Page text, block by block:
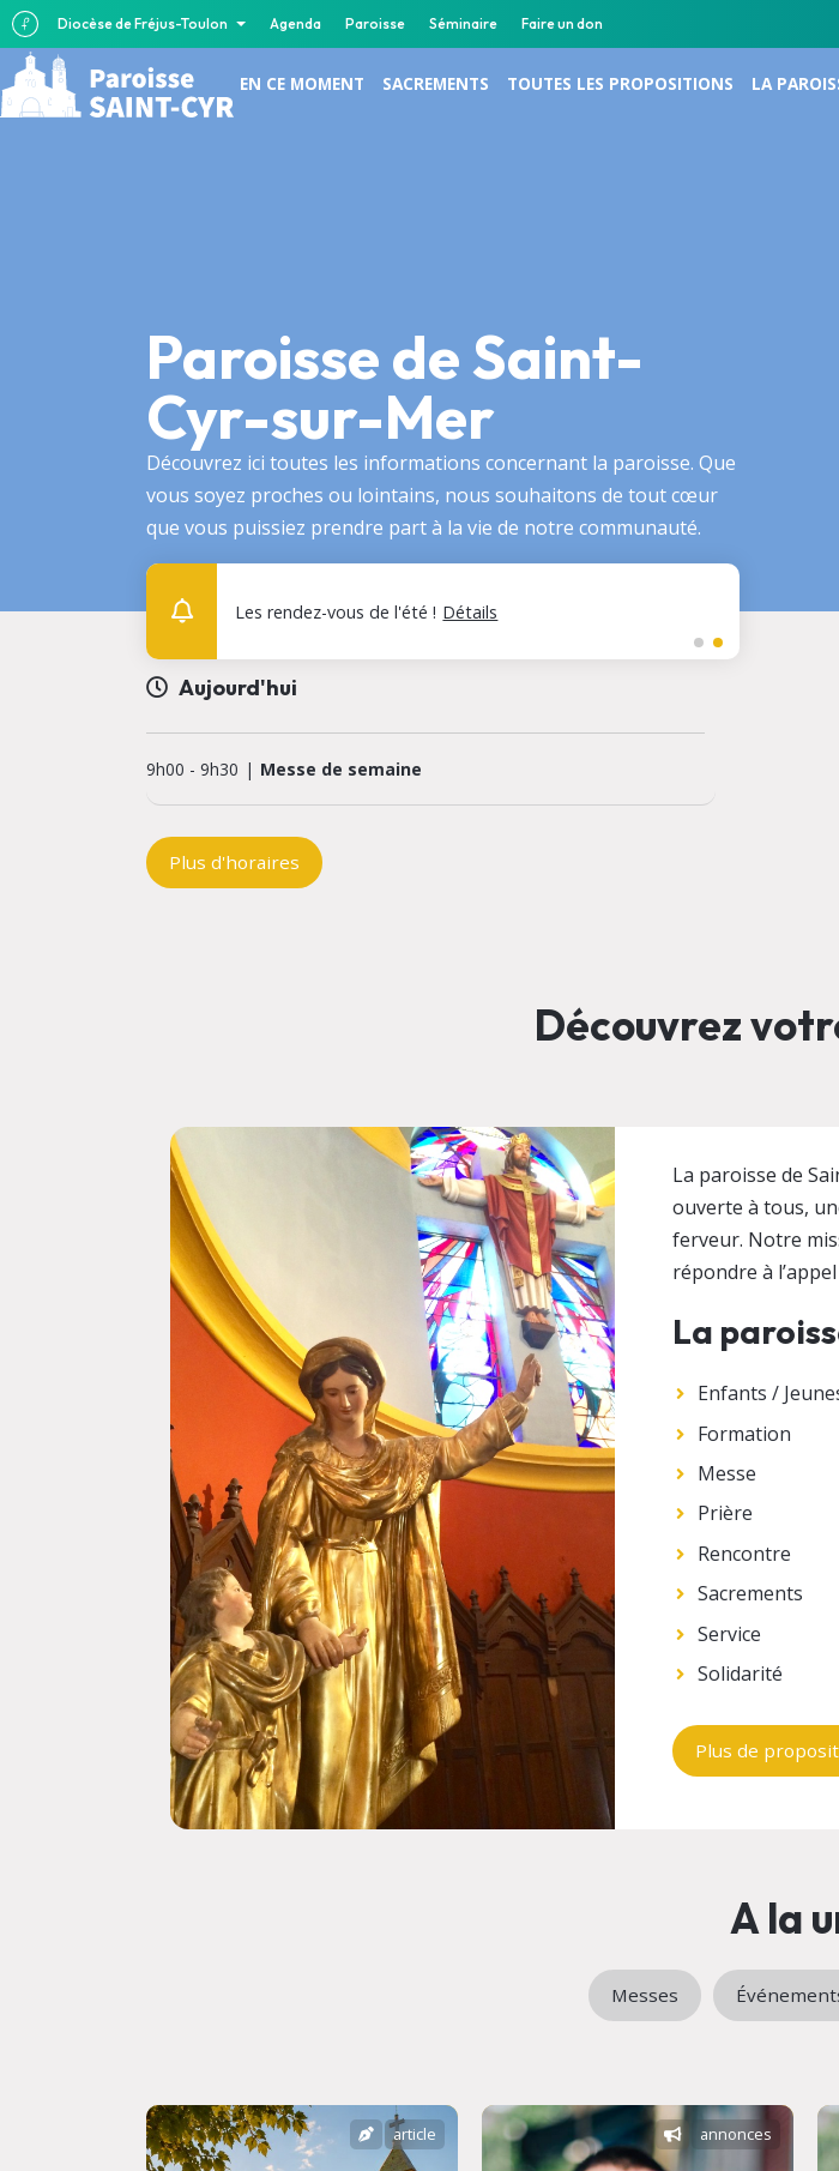
Diocèse de Fréjus-Toulon Agenda Paroisse Séminaire Faire un don
EN CE MOMENT SACREMENTS TOUTES LES PROPOSITIONS LA
Paroisse de Saint-
Cyr-sur-Mer
Découvrez ici toutes les informations concernant la paroisse. Que
vous soyez proches ou lointains, nous souhaitons de tout cœur
que vous puissiez prendre part à la vie de notre communauté.
Les rendez-vous de l'été ! Détails
Aujourd'hui
9h00 - 9h30 Messe de semaine
Plus d'horaires
Découvrez
La paroisse de
ouverte à tous,
ferveur. Notre
répondre à
La
Enfants /
Formation
Messe
Prière
Rencontre
Sacrements
Service
Solidarité
Plus de
A la
Messes
article annonces